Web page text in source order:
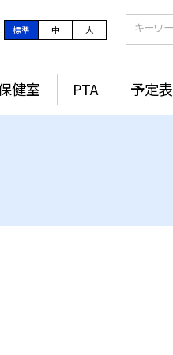
標準 中 大
健室 PTA 予定表